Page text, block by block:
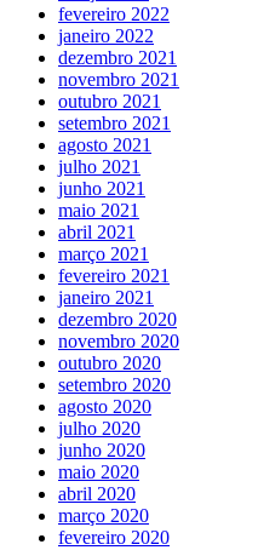
fevereiro 2022
janeiro 2022
dezembro 2021
novembro 2021
outubro 2021
setembro 2021
agosto 2021
julho 2021
junho 2021
maio 2021
abril 2021
março 2021
fevereiro 2021
janeiro 2021
dezembro 2020
novembro 2020
outubro 2020
setembro 2020
agosto 2020
julho 2020
junho 2020
maio 2020
abril 2020
março 2020
fevereiro 2020